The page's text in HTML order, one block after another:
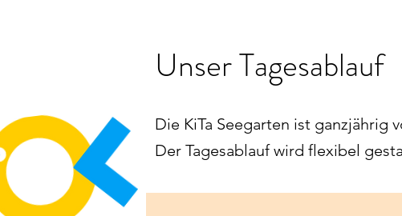
Unser Tagesablauf
Die KiTa Seegarten ist ganzjährig
Der Tagesablauf wird flexibel